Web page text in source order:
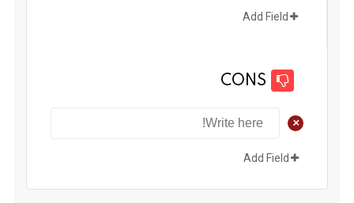
Add Field
CONS
+
Add Field